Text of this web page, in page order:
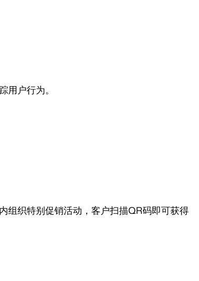
户行为。
组织特别促销活动，客户扫描QR码即可获得